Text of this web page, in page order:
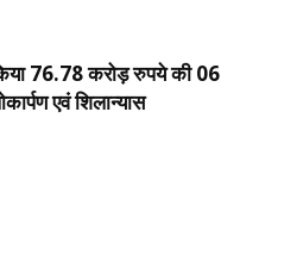
76.78 करोड़ रुपये की 06
एवं शिलान्यास